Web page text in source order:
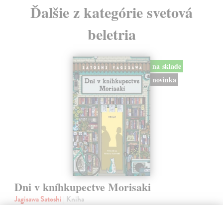
Ďalšie z kategórie svetová
beletria
na sklade
novinka
Dni v kníhkupectve Morisaki
Jagisawa Satoshi | Kniha